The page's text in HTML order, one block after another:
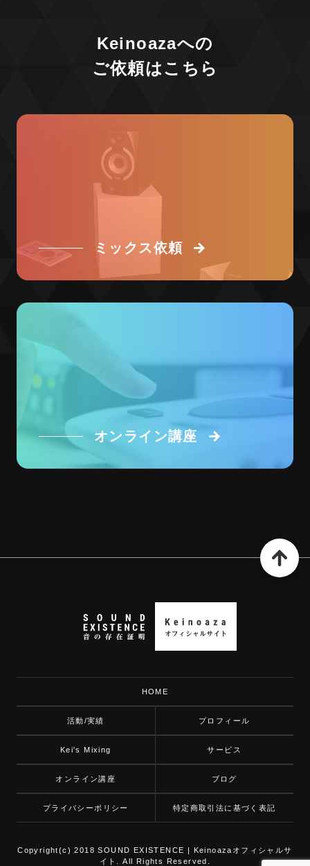
Keinoazaへの
ご依頼はこちら
ミックス依頼
オンライン講座
HOME
活動/実績 プロフィール
Kei's Mixing サービス
オンライン講座 ブログ
プライバシーポリシー 特定商取引法に基づく表記
Copyright(c) 2018 SOUND EXISTENCE | Keinoazaオフィシャルサ
イト. All Rights Reserved.